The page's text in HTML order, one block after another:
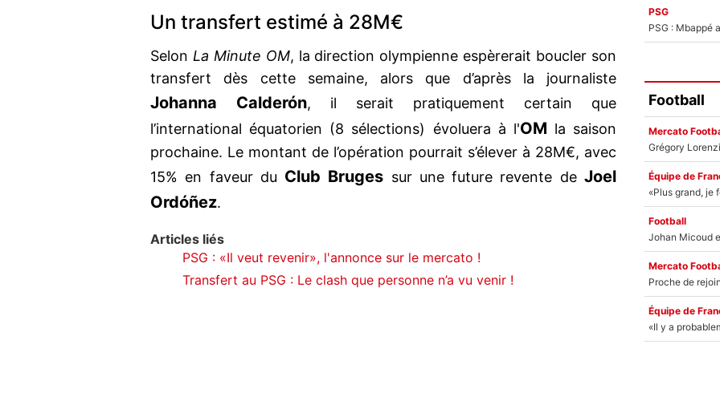
Un transfert estimé à 28M€
Selon La Minute OM, la direction olympienne espèrerait boucler son
transfert dès cette semaine, alors que d’après la journaliste
Johanna Calderón, il serait pratiquement certain que
l’international équatorien (8 sélections) évoluera à l'OM la saison
prochaine. Le montant de l’opération pourrait s’élever à 28M€, avec
15% en faveur du Club Bruges sur une future revente deJoel
Ordóñez.
Articles liés
PSG : «Il veut revenir», l'annonce sur le mercato !
Transfert au PSG : Le clash que personne n’a vu venir !
PSG
PSG : Mbappé
Football
Mercato
Équipe de
Football
Mercato
Équipe de